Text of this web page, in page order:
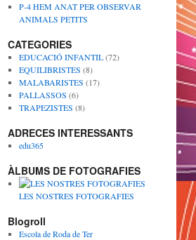
P-4 HEM ANAT PER OBSERVAR
ANIMALS PETITS
CATEGORIES
EDUCACIÓ INFANTIL(72)
EQUILIBRISTES (8)
MALABARISTES (17)
PALLASSOS (6)
TRAPEZISTES (8)
ADRECES INTERESSANTS
edu365
ÀLBUMS DE FOTOGRAFIES
LES NOSTRES FOTOGRAFIES
Blogroll
Escola de Roda de Ter